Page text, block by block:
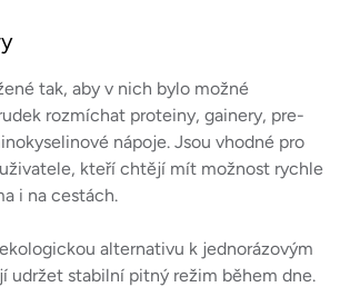
ý
p
i
s
u
tak, aby v nich bylo možné
rozmíchat proteiny, gainery, pre-
nápoje. Jsou vhodné pro
kteří chtějí mít možnost rychle
i na cestách.
alternativu k jednorázovým
udržet stabilní pitný režim během dne.